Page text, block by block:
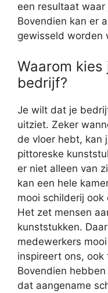
een resultaat
Bovendien kan er
gewisseld worden
Waarom
bedrijf?
Je wilt dat je
uitziet. Zeker
de vloer hebt, kan
pittoreske
er niet alleen van
kan een hele
mooi schilderij
Het zet mensen
kunststukken.
medewerkers
inspireert ons, ook
Bovendien
dat aangename